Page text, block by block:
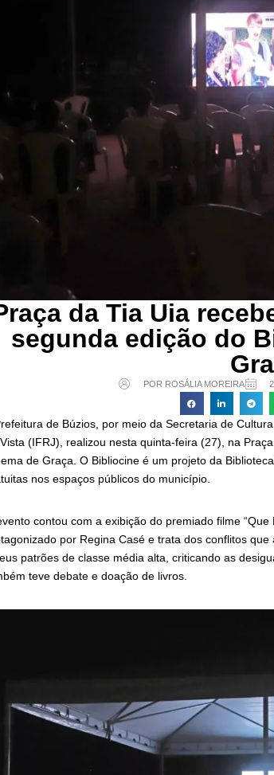
da Tia Uia
segunda edição do
POR ROSÁLIA MOREIRA
de Búzios, por meio da Secretaria de
(IFRJ), realizou nesta quinta-feira (27), na
de Graça. O Bibliocine é um projeto da
nos espaços públicos do município.
contou com a exibição do premiado filme
por Regina Casé e trata dos conflitos
patrões de classe média alta, criticando as
teve debate e doação de livros.